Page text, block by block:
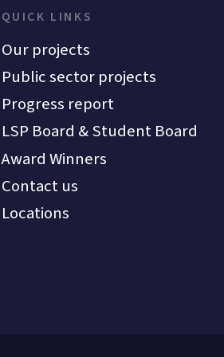
QUICK LINKS
Our projects
Public sector projects
Progress report
LSP Board & Student Board
Award Winners
Contact us
Locations